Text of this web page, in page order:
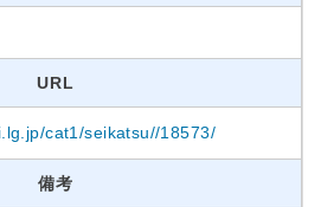
URL
cat1/seikatsu//18573/
備考